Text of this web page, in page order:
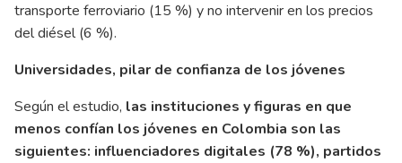
transporte ferroviario (15 %) y no intervenir en los precios
del diésel (6 %).
Universidades, pilar de confianza de los jóvenes
Según el estudio, las instituciones y figuras en que
menos confían los jóvenes en Colombia son las
siguientes: influenciadores digitales (78 %), partidos